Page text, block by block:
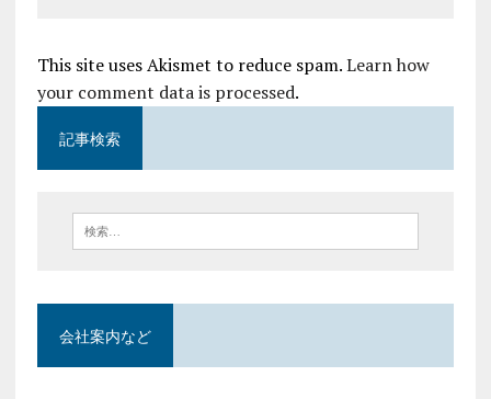
This site uses Akismet to reduce spam.Learn how
your comment data is processed.
記事検索
会社案内など